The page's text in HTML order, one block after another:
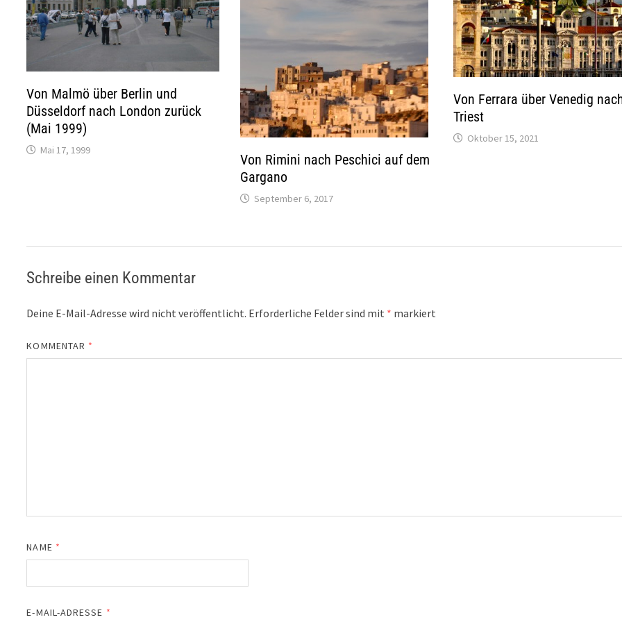
Von Malmö über Berlin und
Düsseldorf nach London zurück
(Mai 1999)
Mai 17, 1999
Von Rimini nach Peschici auf dem
Gargano
September 6, 2017
Von Ferrara über Venedig
Triest
Oktober 15, 2021
Schreibe einen Kommentar
Deine E-Mail-Adresse wird nicht veröffentlicht. Erforderliche Felder sind mit * markiert
KOMMENTAR *
NAME *
E-MAIL-ADRESSE *